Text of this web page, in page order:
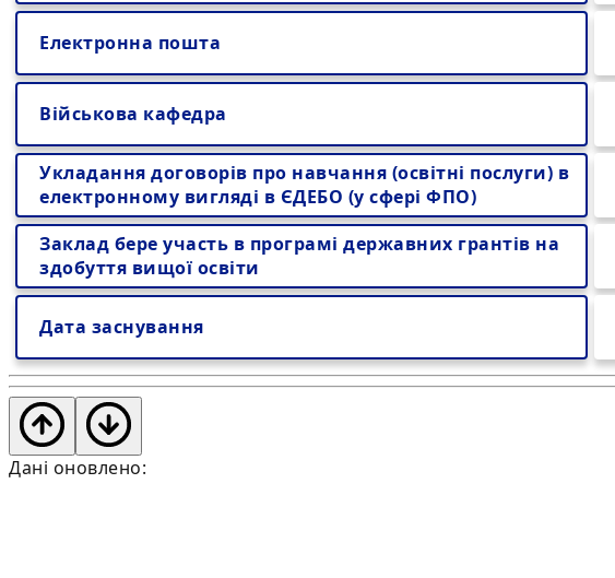
Електронна пошта
Військова кафедра
Укладання договорів про навчання (освітні послуги) в
електронному вигляді в ЄДЕБО (у сфері ФПО)
Заклад бере участь в програмі державних грантів на
здобуття вищої освіти
Дата заснування
Дані оновлено: